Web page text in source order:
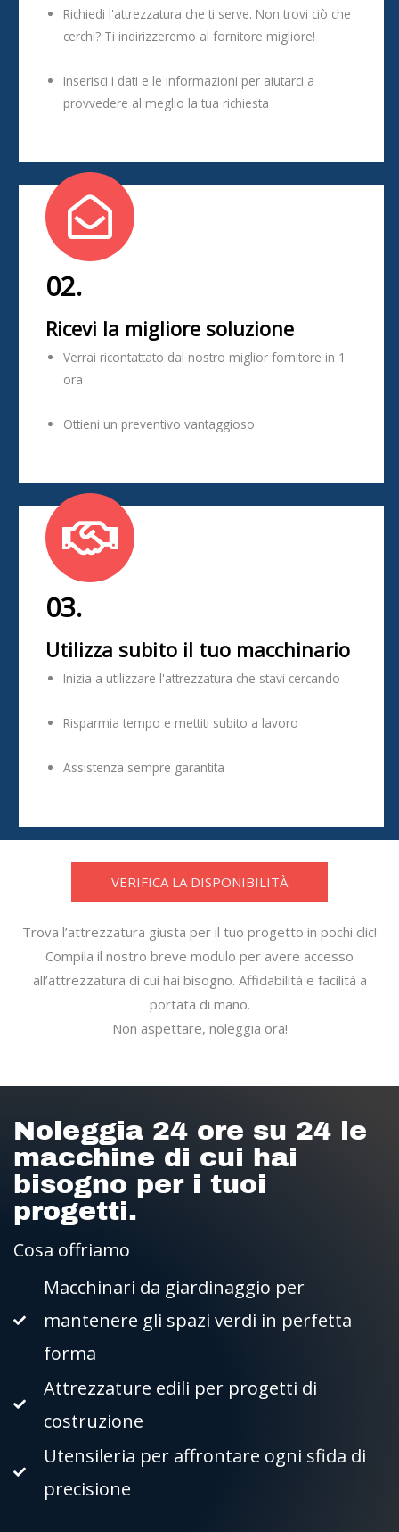
Richiedi l'attrezzatura che ti serve. Non trovi ciò che
cerchi? Ti indirizzeremo al fornitore migliore!
Inserisci i dati e le informazioni per aiutarci a
provvedere al meglio la tua richiesta
02.
Ricevi la migliore soluzione
Verrai ricontattato dal nostro miglior fornitore in 1
ora
Ottieni un preventivo vantaggioso
03.
Utilizza subito il tuo macchinario
Inizia a utilizzare l'attrezzatura che stavi cercando
Risparmia tempo e mettiti subito a lavoro
Assistenza sempre garantita
VERIFICA LA DISPONIBILITÀ
Trova l’attrezzatura giusta per il tuo progetto in pochi clic!
Compila il nostro breve modulo per avere accesso
all’attrezzatura di cui hai bisogno. Affidabilità e facilità a
portata di mano.
Non aspettare, noleggia ora!
Noleggia 24 ore su 24 le
macchine di cui hai
bisogno per i tuoi
progetti.
Cosa offriamo
Macchinari da giardinaggio per
mantenere gli spazi verdi in perfetta
forma
Attrezzature edili per progetti di
costruzione
Utensileria per affrontare ogni sfida di
precisione